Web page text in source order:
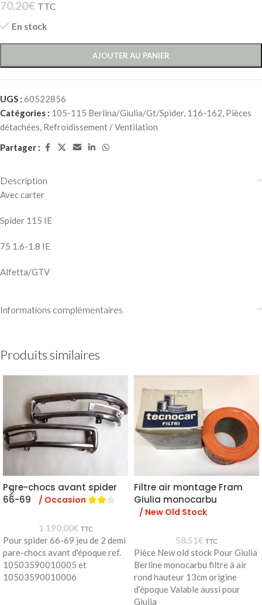
70,20€ TTC
En stock
AJOUTER AU PANIER
UGS : 60522856
Catégories : 105-115 Berlina/Giulia/Gt/Spider, 116-162, Pièces
détachées, Refroidissement / Ventilation
Partager :
Description
Avec carter
Spider 115 IE
75 1.6-1.8 IE
Alfetta/GTV
Informations complémentaires
Produits similaires
Pare-chocs avant spider
66-69
/ Occasion
1 190,00€ TTC
Pour spider 66-69 jeu de 2 demi
pare-chocs avant d'époque ref.
10503590010005 et
10503590010006
Filtre air montage Fram
Giulia monocarbu
/ New Old Stock
58,51€ TTC
Pièce New old stock Pour Giulia
Berline monocarbu filtre à air
rond hauteur 13cm origine
d’époque Valable aussi pour
Giulia